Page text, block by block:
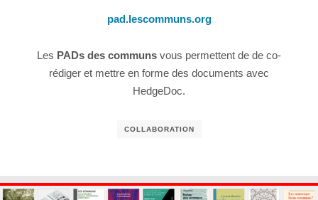
pad.lescommuns.org
Les PADs des communs vous permettent de de co-
rédiger et mettre en forme des documents avec
HedgeDoc.
COLLABORATION